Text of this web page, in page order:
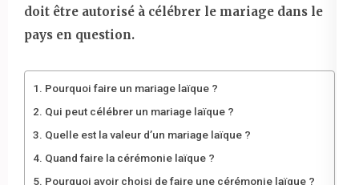
doit être autorisé à célébrer le mariage dans le
pays en question.
Pourquoi faire un mariage laïque ?
Qui peut célébrer un mariage laïque ?
Quelle est la valeur d’un mariage laïque ?
Quand faire la cérémonie laïque ?
Pourquoi avoir choisi de faire une cérémonie laïque ?